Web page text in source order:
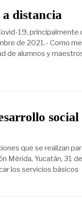
a distancia
19, principalmente
de 2021.- Como
de alumnos y
social
que se realizan
Mérida, Yucatán, 31
los servicios básicos